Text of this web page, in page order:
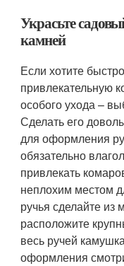
Украсьте
камней
Если хотите
привлекательную
особого ухода –
Сделать его
для оформления
обязательно
привлекать
неплохим местом
ручья сделайте из
расположите
весь ручей
оформления